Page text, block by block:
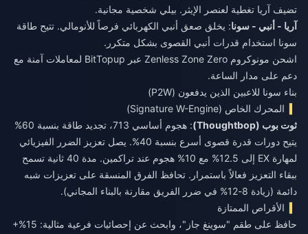
تضيف آريا تغطية لعنصر الإيثر. بيلي شخصية مجانية.
آريا - أنبي - سونا: يخلق صعق أنبي الكهربائي فرصاً للأنومالي. تتيح طاقة
سونا استخدام قدرات أنبي القصوى بشكل متكرر.
اشحن مونوكروم Zenless Zone Zero
عبر BitTopup لمعاملات آمنة مع
دعم على مدار الساعة.
بناء سونا للاعبين الذين يدفعون (P2W)
المحرك الخاص (Signature W-Engine)
ثوت بوب (Thoughtbop)
: هجوم أساسي 713، تجديد طاقة بنسبة 60%
يتيح دورات قدرة قصوى أسرع بنسبة 40%. يصل تعزيز الضرر الفيزيائي
لمهارة EX إلى 12.5% مع 10% هجوم عند تراكمين. مدة 40 ثانية تسمح
ببقاء التعزيز فعالاً باستمرار. تحافظ الفرق المنسقة على تعزيزات شبه
دائمة (زيادة 8-12% في ضرر الفريق مقارنة بالبناء المجاني).
الأقراص الممتازة
حافظ على طقم "سوينغ جاز"، وابحث عن إحصائيات فرعية مثالية: 15%+